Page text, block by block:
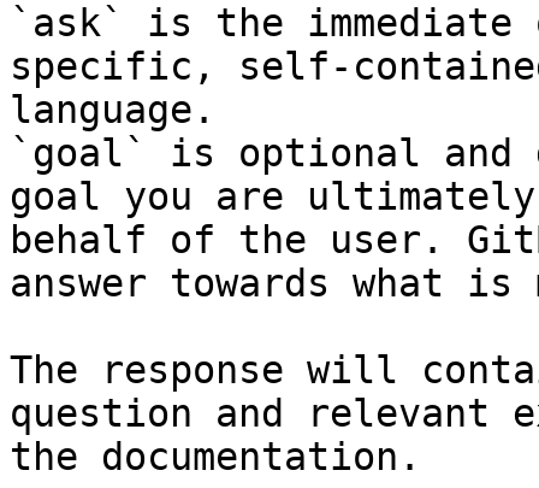
`ask` is the
specific, self-
language.
`goal` is optional and
goal you are
behalf of the user.
answer towards what
The response will
question and relevant
the documentation.